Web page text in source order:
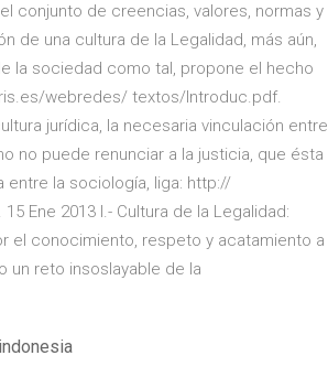
conjunto de creencias, valores, normas y
una cultura de la Legalidad, más aún,
la sociedad como tal, propone el hecho
webredes/ textos/Introduc.pdf.
jurídica, la necesaria vinculación entre
no puede renunciar a la justicia, que ésta
entre la sociología, liga: http://
Ene 2013 I.- Cultura de la Legalidad:
el conocimiento, respeto y acatamiento a
un reto insoslayable de la